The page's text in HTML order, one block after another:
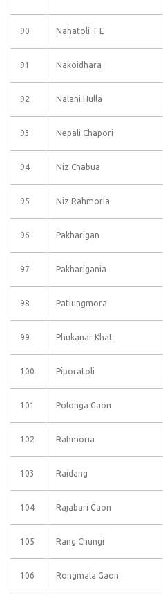
90 Nahatoli T E
91 Nakoidhara
92 Nalani Hulla
93 Nepali Chapori
94 Niz Chabua
95 Niz Rahmoria
96 Pakharigan
97 Pakharigania
98 Patlungmora
99 Phukanar Khat
100 Piporatoli
101 Polonga Gaon
102 Rahmoria
103 Raidang
104 Rajabari Gaon
105 Rang Chungi
106 Rongmala Gaon